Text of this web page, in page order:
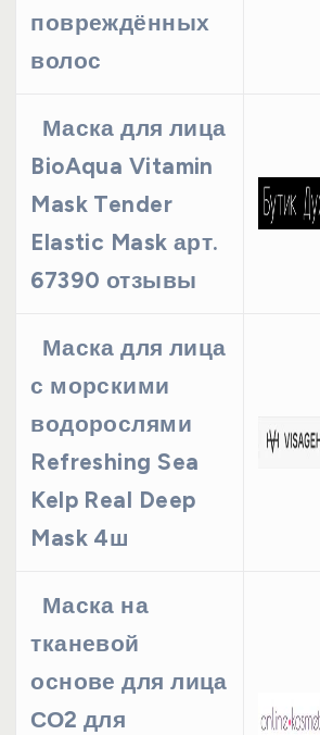
повреждённых
волос
Маска для лица
BioAqua Vitamin
Mask Tender
Elastic Mask арт.
67390 отзывы
Маска для лица
с морскими
водорослями
Refreshing Sea
Kelp Real Deep
Mask 4ш
Маска на
тканевой
основе для лица
СО2 для